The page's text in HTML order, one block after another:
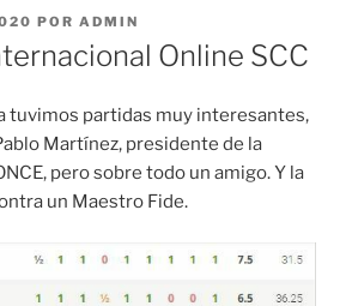
POR ADMIN
Online SCC
tuvimos partidas muy interesantes,
Martínez, presidente de la
pero sobre todo un amigo. Y la
un Maestro Fide.